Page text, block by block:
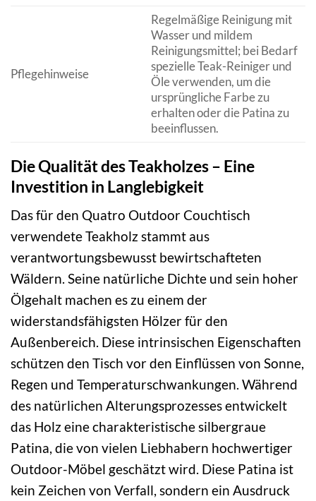
Pflegehinweise
Regelmäßige Reinigung mit
Wasser und mildem
Reinigungsmittel; bei Bedarf
spezielle Teak-Reiniger und
Öle verwenden, um die
ursprüngliche Farbe zu
erhalten oder die Patina zu
beeinflussen.
Die Qualität des Teakholzes – Eine
Investition in Langlebigkeit
Das für den Quatro Outdoor Couchtisch
verwendete Teakholz stammt aus
verantwortungsbewusst bewirtschafteten
Wäldern. Seine natürliche Dichte und sein hoher
Ölgehalt machen es zu einem der
widerstandsfähigsten Hölzer für den
Außenbereich. Diese intrinsischen Eigenschaften
schützen den Tisch vor den Einflüssen von Sonne,
Regen und Temperaturschwankungen. Während
des natürlichen Alterungsprozesses entwickelt
das Holz eine charakteristische silbergraue
Patina, die von vielen Liebhabern hochwertiger
Outdoor-Möbel geschätzt wird. Diese Patina ist
kein Zeichen von Verfall, sondern ein Ausdruck